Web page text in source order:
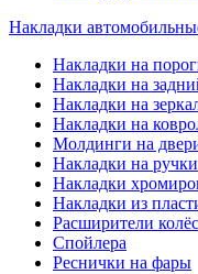
Накладки
Накладки на
Накладки на
Накладки на
Накладки на
Молдинги на
Накладки на ручки
Накладки
Накладки из
Расширители
Спойлера
Реснички на фары